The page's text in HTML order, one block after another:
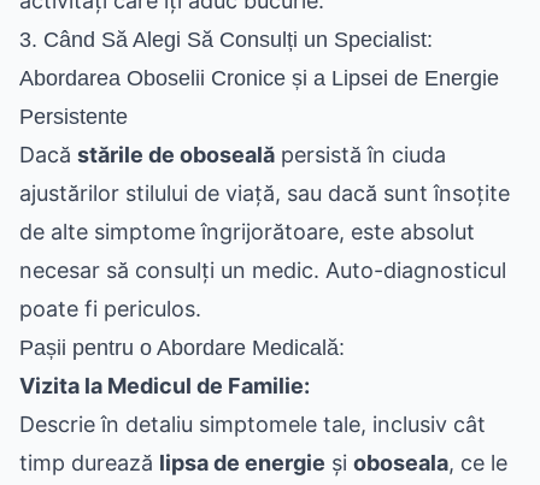
3. Când Să Alegi Să Consulți un Specialist:
Abordarea Oboselii Cronice și a Lipsei de Energie
Persistente
Dacă stările de oboseală persistă în ciuda
ajustărilor stilului de viață, sau dacă sunt însoțite
de alte simptome îngrijorătoare, este absolut
necesar să consulți un medic. Auto-diagnosticul
poate fi periculos.
Pașii pentru o Abordare Medicală:
Vizita la Medicul de Familie:
Descrie în detaliu simptomele tale, inclusiv cât
timp durează lipsa de energie și oboseala, ce le